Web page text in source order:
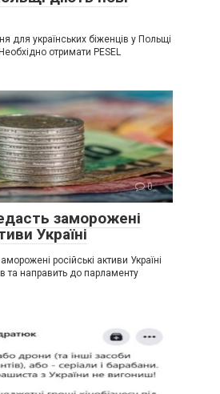
для українських біженців у Польщі
отримати PESEL
0
заморожені
Україні
російські активи Україні
та направить до парламенту